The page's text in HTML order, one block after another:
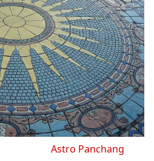
Astro Panchang